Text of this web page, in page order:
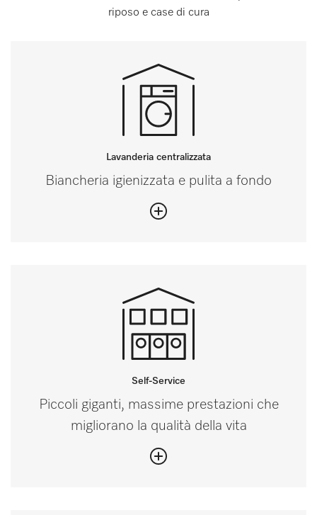
riposo e case di cura
Lavanderia centralizzata
Biancheria igienizzata e pulita a fondo
Self-Service
Piccoli giganti, massime prestazioni che
migliorano la qualità della vita